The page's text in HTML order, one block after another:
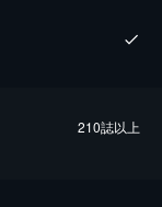
210誌以上